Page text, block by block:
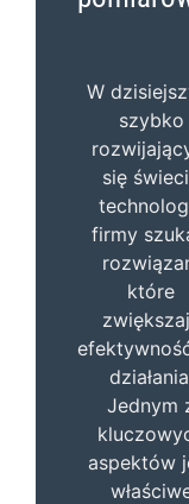
W
szybko
się
firmy
które
Jednym
aspektów